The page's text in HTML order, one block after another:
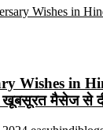
Wishes in
मैसेज से